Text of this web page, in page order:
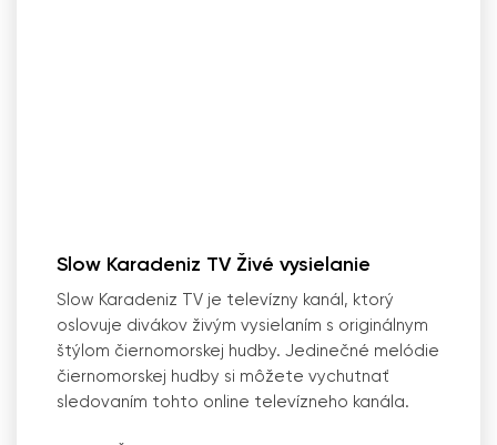
Slow Karadeniz TV Živé vysielanie
Slow Karadeniz TV je televízny kanál, ktorý
oslovuje divákov živým vysielaním s originálnym
štýlom čiernomorskej hudby. Jedinečné melódie
čiernomorskej hudby si môžete vychutnať
sledovaním tohto online televízneho kanála.